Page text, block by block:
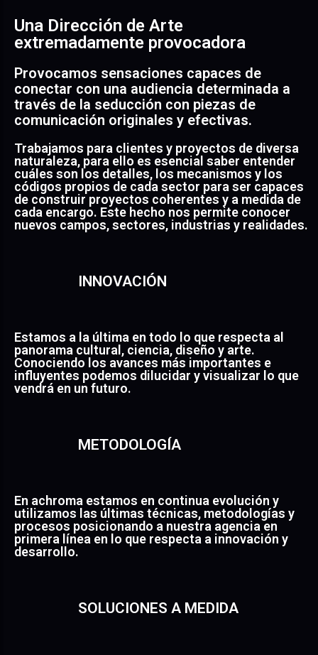
Una Dirección de Arte
extremadamente provocadora
Provocamos sensaciones capaces de
conectar con una audiencia determinada a
través de la seducción con piezas de
comunicación originales y efectivas.
Trabajamos para clientes y proyectos de diversa
naturaleza, para ello es esencial saber entender
cuáles son los detalles, los mecanismos y los
códigos propios de cada sector para ser capaces
de construir proyectos coherentes y a medida de
cada encargo. Este hecho nos permite conocer
nuevos campos, sectores, industrias y realidades.
INNOVACIÓN
Estamos a la última en todo lo que respecta al
panorama cultural, ciencia, diseño y arte.
Conociendo los avances más importantes e
influyentes podemos dilucidar y visualizar lo que
vendrá en un futuro.
METODOLOGÍA
En achroma estamos en continua evolución y
utilizamos las últimas técnicas, metodologías y
procesos posicionando a nuestra agencia en
primera línea en lo que respecta a innovación y
desarrollo.
SOLUCIONES A MEDIDA